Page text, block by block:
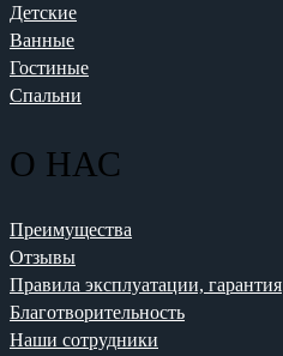
Детские
Ванные
Гостиные
Спальни
О НАС
Преимущества
Отзывы
Правила эксплуатации, гарантия
Благотворительность
Наши сотрудники